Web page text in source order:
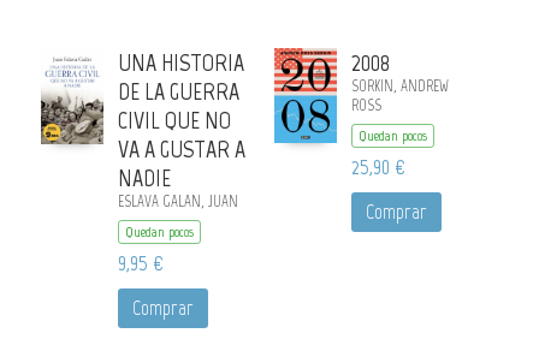
UNA HISTORIA
DE LA GUERRA
CIVIL QUE NO
VA A GUSTAR A
NADIE
ESLAVA GALAN, JUAN
Quedan pocos
9,95 €
Comprar
2008
SORKIN, ANDREW
ROSS
Quedan pocos
25,90 €
Comprar